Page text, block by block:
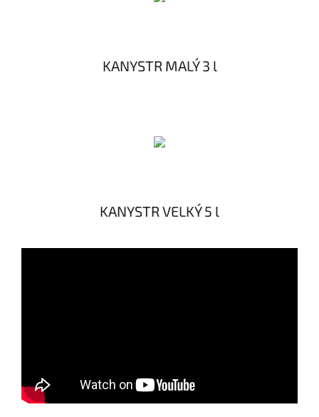
KANYSTR MALÝ 3 l
KANYSTR VELKÝ 5 l